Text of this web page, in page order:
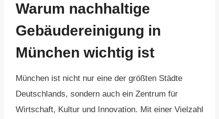
Warum nachhaltige
Gebäudereinigung in
München wichtig ist
München ist nicht nur eine der größten Städte
Deutschlands, sondern auch ein Zentrum für
Wirtschaft, Kultur und Innovation. Mit einer Vielzahl